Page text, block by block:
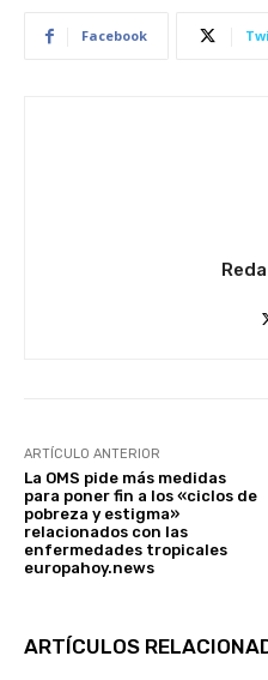
Facebook
ARTÍCULO ANTERIOR
La OMS pide más medidas
para poner fin a los «ciclos de
pobreza y estigma»
relacionados con las
enfermedades tropicales
europahoy.news
ARTÍCULOS